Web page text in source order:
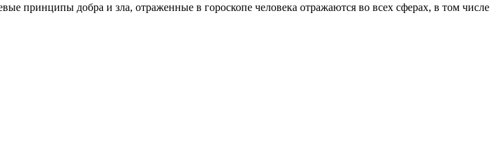
принципы добра и зла, отраженные в гороскопе человека отражаются во всех сферах, в том числе